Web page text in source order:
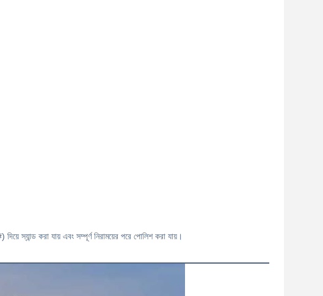
স্যান্ড করা যায় এবং সম্পূর্ণ নিরাময়ের পরে পোলিশ করা যায়।